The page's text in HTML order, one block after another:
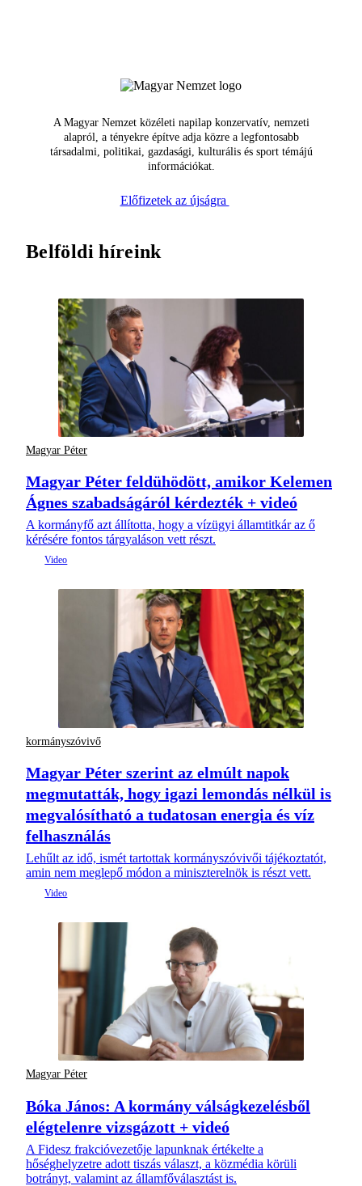
A Magyar Nemzet közéleti napilap konzervatív, nemzeti
alapról, a tényekre építve adja közre a legfontosabb
társadalmi, politikai, gazdasági, kulturális és sport témájú
információkat.
Előfizetek az újságra
Belföldi híreink
Magyar Péter
Magyar Péter feldühödött, amikor Kelemen
Ágnes szabadságáról kérdezték + videó
A kormányfő azt állította, hogy a vízügyi államtitkár az ő
kérésére fontos tárgyaláson vett részt.
kormányszóvivő
Magyar Péter szerint az elmúlt napok
megmutatták, hogy igazi lemondás nélkül is
megvalósítható a tudatosan energia és víz
felhasználás
Lehűlt az idő, ismét tartottak kormányszóvivői tájékoztatót,
amin nem meglepő módon a miniszterelnök is részt vett.
Magyar Péter
Bóka János: A kormány válságkezelésből
elégtelenre vizsgázott + videó
A Fidesz frakcióvezetője lapunknak értékelte a
hőséghelyzetre adott tiszás választ, a közmédia körüli
botrányt, valamint az államfőválasztást is.